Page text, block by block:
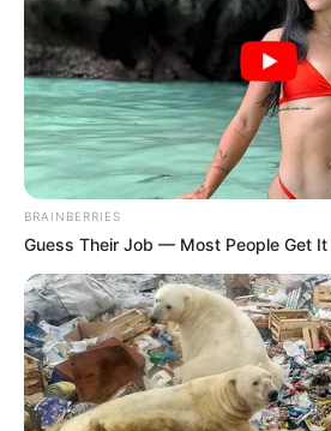
BRAINBERRIES
Guess Their Job — Most People Get It